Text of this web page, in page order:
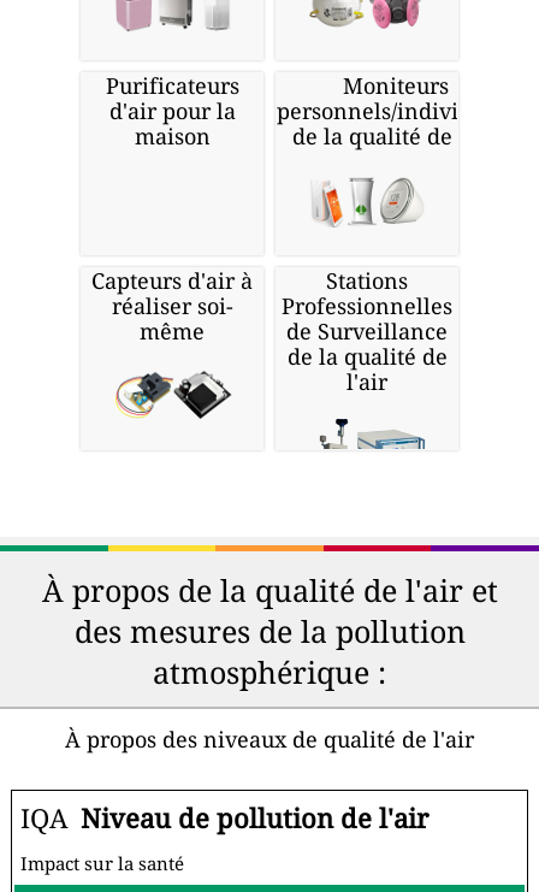
Purificateurs
d'air pour la
maison
Moniteurs
personnels/individuels
de la qualité de l'air
Capteurs d'air à
réaliser soi-
même
Stations
Professionnelles
de Surveillance
de la qualité de
l'air
À propos de la qualité de l'air et
des mesures de la pollution
atmosphérique :
À propos des niveaux de qualité de l'air
IQA Niveau de pollution de l'air
Impact sur la santé